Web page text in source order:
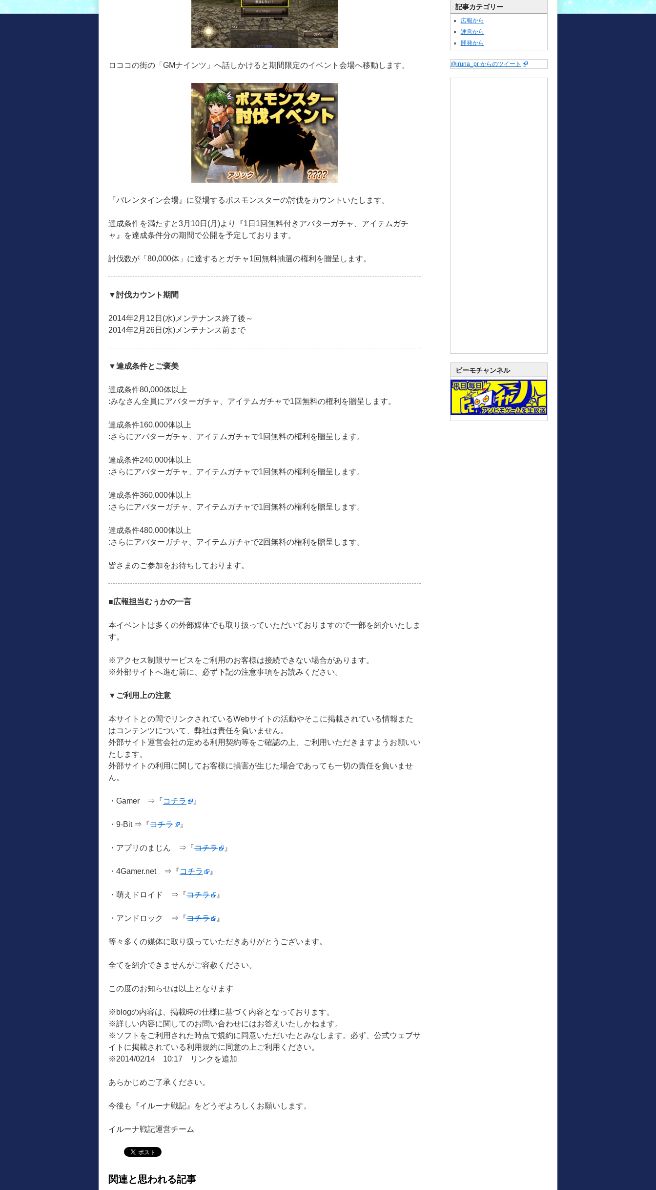
ロココの街の「GMナインツ」へ話しかけると期間限定のイベント会場へ移動します。
『バレンタイン会場』に登場するボスモンスターの討伐をカウントいたします。
達成条件を満たすと3月10日(月)より『1日1回無料付きアバターガチャ、アイテムガチ
ャ』を達成条件分の期間で公開を予定しております。
討伐数が「80,000体」に達するとガチャ1回無料抽選の権利を贈呈します。
▼討伐カウント期間
2014年2月12日(水)メンテナンス終了後～
2014年2月26日(水)メンテナンス前まで
▼達成条件とご褒美
達成条件80,000体以上
:みなさん全員にアバターガチャ、アイテムガチャで1回無料の権利を贈呈します。
達成条件160,000体以上
:さらにアバターガチャ、アイテムガチャで1回無料の権利を贈呈します。
達成条件240,000体以上
:さらにアバターガチャ、アイテムガチャで1回無料の権利を贈呈します。
達成条件360,000体以上
:さらにアバターガチャ、アイテムガチャで1回無料の権利を贈呈します。
達成条件480,000体以上
:さらにアバターガチャ、アイテムガチャで2回無料の権利を贈呈します。
皆さまのご参加をお待ちしております。
■広報担当むぅかの一言
本イベントは多くの外部媒体でも取り扱っていただいておりますので一部を紹介いたしま
す。
※アクセス制限サービスをご利用のお客様は接続できない場合があります。
※外部サイトへ進む前に、必ず下記の注意事項をお読みください。
▼ご利用上の注意
本サイトとの間でリンクされているWebサイトの活動やそこに掲載されている情報また
はコンテンツについて、弊社は責任を負いません。
外部サイト運営会社の定める利用契約等をご確認の上、ご利用いただきますようお願いい
たします。
外部サイトの利用に関してお客様に損害が生じた場合であっても一切の責任を負いませ
ん。
・Gamer ⇒『コチラ 』
・9-Bit ⇒『コチラ 』
・アプリのまじん ⇒『コチラ 』
・4Gamer.net ⇒『コチラ 』
・萌えドロイド ⇒『コチラ 』
・アンドロック ⇒『コチラ 』
等々多くの媒体に取り扱っていただきありがとうございます。
全てを紹介できませんがご容赦ください。
この度のお知らせは以上となります
※blogの内容は、掲載時の仕様に基づく内容となっております。
※詳しい内容に関してのお問い合わせにはお答えいたしかねます。
※ソフトをご利用された時点で規約に同意いただいたとみなします。必ず、公式ウェブサ
イトに掲載されている利用規約に同意の上ご利用ください。
※2014/02/14 10:17 リンクを追加
あらかじめご了承ください。
今後も『イルーナ戦記』をどうぞよろしくお願いします。
イルーナ戦記運営チーム
関連と思われる記事
記事カテゴリー
広報から
運営から
開発から
@iruna_pr からのツイート
ビーモチャンネル